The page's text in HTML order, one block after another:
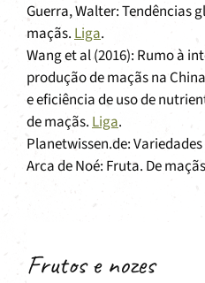
Guerra, Walter: Tendências
maçãs.Liga.
Wang et al (2016): Rumo à
produção de maçãs na
e eficiência de uso de
de maçãs.Liga.
Planetwissen.de:
Arca de Noé: Fruta. De
Frutos e nozes